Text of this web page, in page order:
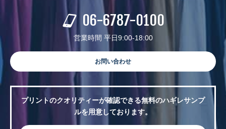
06-6787-0100
営業時間 平日9:00-18:00
お問い合わせ
プリントのクオリティーが確認できる無料のハギレサンプ
ルを用意しております。